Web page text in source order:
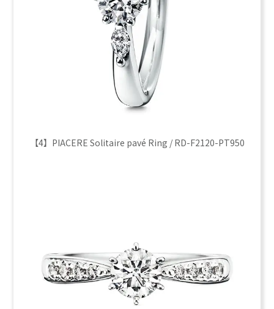
【4】PIACERE Solitaire pavé Ring / RD-F2120-PT950